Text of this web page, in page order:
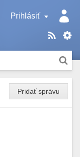
Prihlásiť
Pridať správu